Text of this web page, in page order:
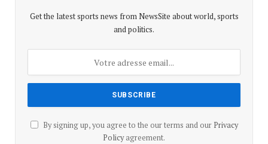
Get the latest sports news from NewsSite about world, sports
and politics.
By signing up, you agree to the our terms and our Privacy
Policyagreement.